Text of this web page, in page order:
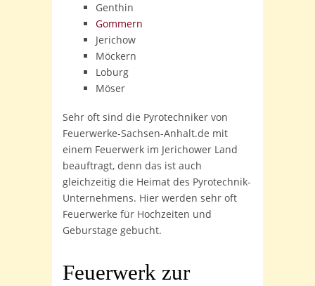
Genthin
Gommern
Jerichow
Möckern
Loburg
Möser
Sehr oft sind die Pyrotechniker von
Feuerwerke-Sachsen-Anhalt.de mit
einem Feuerwerk im Jerichower Land
beauftragt, denn das ist auch
gleichzeitig die Heimat des Pyrotechnik-
Unternehmens. Hier werden sehr oft
Feuerwerke für Hochzeiten und
Geburstage gebucht.
Feuerwerk zur